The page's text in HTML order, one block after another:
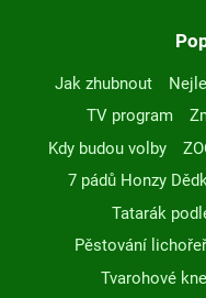
Jak zhubnout
TV program
Kdy budou volby
7 pádů Honzy
Tatarák
Pěstování
Tvarohové